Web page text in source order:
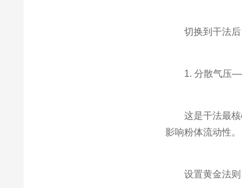
切换到干法后，
1. 分散气压——
这是干法最核心
影响粉体流动性。
设置黄金法则：